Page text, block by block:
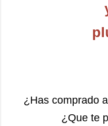
¿Has comprado
¿Que te